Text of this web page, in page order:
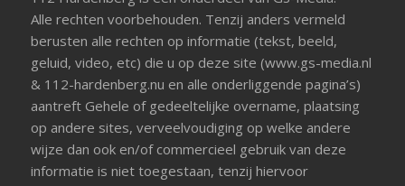
Alle rechten voorbehouden. Tenzij anders vermeld
berusten alle rechten op informatie (tekst, beeld,
geluid, video, etc) die u op deze site (www.gs-media.nl
& 112-hardenberg.nu en alle onderliggende pagina’s)
aantreft Gehele of gedeeltelijke overname, plaatsing
op andere sites, verveelvoudiging op welke andere
wijze dan ook en/of commercieel gebruik van deze
informatie is niet toegestaan, tenzij hiervoor